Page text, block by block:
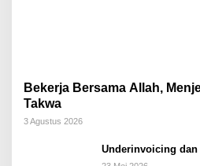
Bekerja Bersama Allah,
Takwa
3 Agustus 2026
Underinvoicing